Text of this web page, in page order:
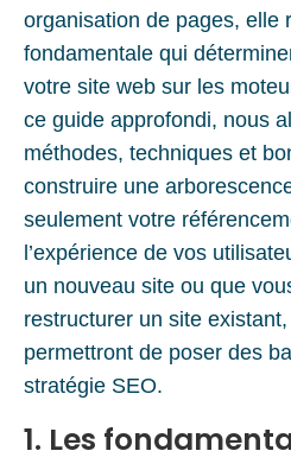
organisation de pages, elle
fondamentale qui
votre site web sur les
ce guide approfondi, nous
méthodes, techniques et
construire une
seulement votre
l’expérience de vos
un nouveau site ou que
restructurer un site
permettront de poser des
stratégie SEO.
1. Les